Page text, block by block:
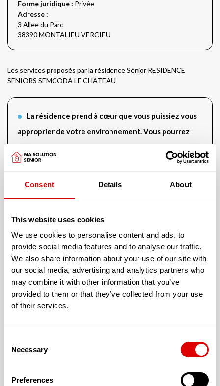
Consent Details About
This website uses cookies
We use cookies to personalise content and ads, to
provide social media features and to analyse our traffic.
We also share information about your use of our site with
our social media, advertising and analytics partners who
may combine it with other information that you’ve
provided to them or that they’ve collected from your use
of their services.
Selection
Necessary
Preferences
Forme juridique : Privée
Adresse :
3 Allee du Parc
38390 MONTALIEU VERCIEU
Les services proposés par la résidence Sénior RESIDENCE
SENIORS SEMCODA LE CHATEAU
La résidence prend à cœur que vous puissiez vous
approprier de votre environnement. Vous pourrez
Apporter vos animaux de compagnie
Cette résidence vous offre un logement avec :
Avec un jardin extérieur accessible et sécurisé
Permanent
Temporaire